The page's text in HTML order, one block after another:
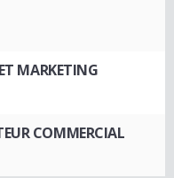
MARKETING
COMMERCIAL